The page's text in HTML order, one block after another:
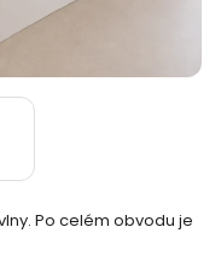
Po celém obvodu je